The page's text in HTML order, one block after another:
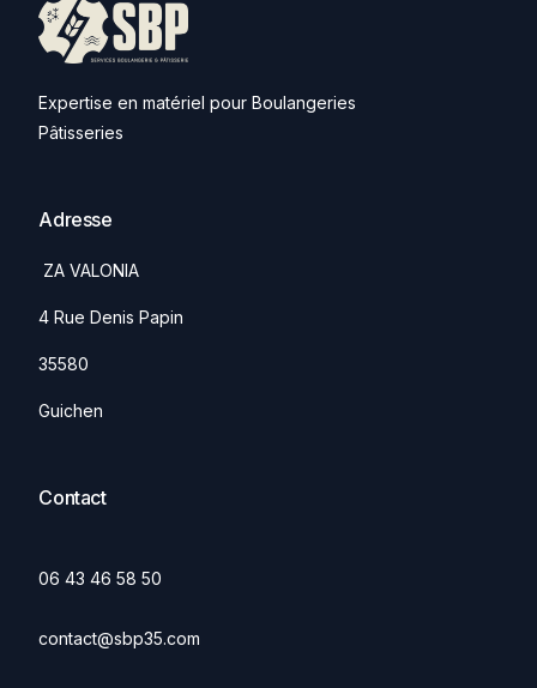
Expertise en matériel pour Boulangeries
Pâtisseries
Adresse
ZA VALONIA
4 Rue Denis Papin
35580
Guichen
Contact
06 43 46 58 50
contact@sbp35.com